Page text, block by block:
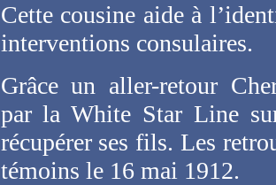
Cette cousine aide à
interventions consulaires.
Grâce un aller-retour
par la White Star Line
récupérer ses fils. Les
témoins le 16 mai 1912.